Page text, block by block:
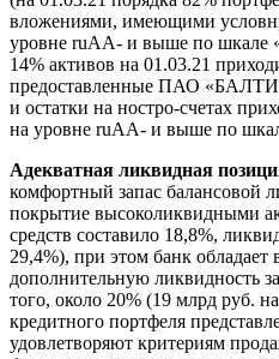
вложениями, имеющими
уровне ruAA- и выше по шкале
14% активов на 01.03.21
предоставленные ПАО
и остатки на ностро-счетах
на уровне ruAA- и выше по
Адекватная ликвидная
комфортный запас балансовой
покрытие высоколиквидными
средств составило 18,8%,
29,4%), при этом банк
дополнительную ликвидность
того, около 20% (19 млрд руб.
кредитного портфеля
удовлетворяют критериям